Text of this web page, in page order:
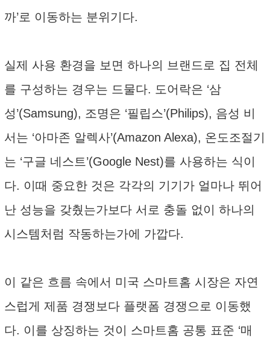
까’로 이동하는 분위기다.
실제 사용 환경을 보면 하나의 브랜드로 집 전체
를 구성하는 경우는 드물다. 도어락은 ‘삼
성’(Samsung), 조명은 ‘필립스’(Philips), 음성 비
서는 ‘아마존 알렉사’(Amazon Alexa), 온도조절기
는 ‘구글 네스트’(Google Nest)를 사용하는 식이
다. 이때 중요한 것은 각각의 기기가 얼마나 뛰어
난 성능을 갖췄는가보다 서로 충돌 없이 하나의
시스템처럼 작동하는가에 가깝다.
이 같은 흐름 속에서 미국 스마트홈 시장은 자연
스럽게 제품 경쟁보다 플랫폼 경쟁으로 이동했
다. 이를 상징하는 것이 스마트홈 공통 표준 ‘매